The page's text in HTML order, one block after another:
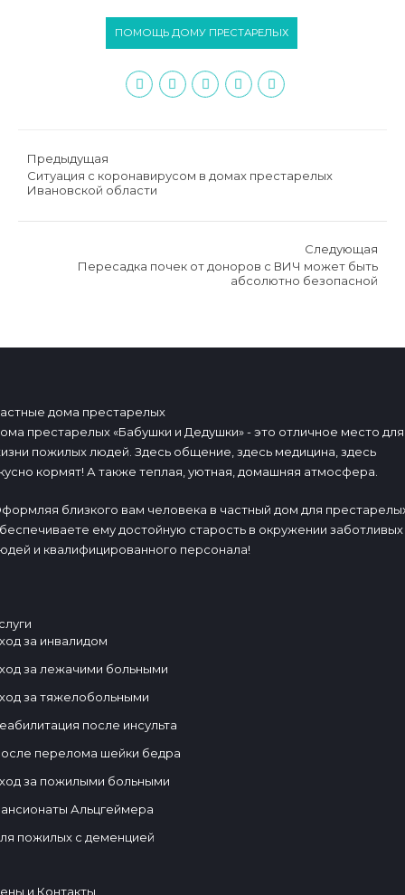
ПОМОЩЬ ДОМУ ПРЕСТАРЕЛЫХ
Предыдущая
Ситуация с коронавирусом в домах престарелых
Ивановской области
Следующая
Пересадка почек от доноров с ВИЧ может быть
абсолютно безопасной
дома престарелых
престарелых «Бабушки и Дедушки» - это отличное место для
пожилых людей. Здесь общение, здесь медицина, здесь
кормят! А также теплая, уютная, домашняя атмосфера.
близкого вам человека в частный дом для
ему достойную старость в окружении заботливых
и квалифицированного персонала!
за инвалидом
за лежачими больными
за тяжелобольными
после инсульта
перелома шейки бедра
за пожилыми больными
Альцгеймера
пожилых с деменцией
и Контакты